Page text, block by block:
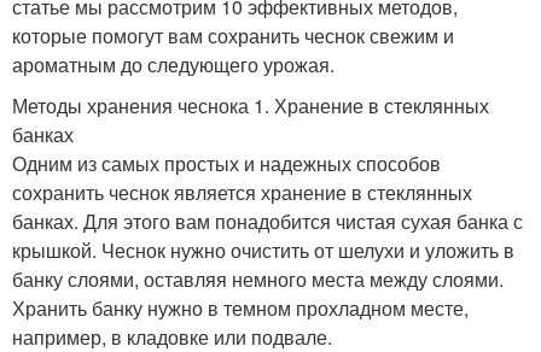
статье мы рассмотрим 10 эффективных методов,
которые помогут вам сохранить чеснок свежим и
ароматным до следующего урожая.
Методы хранения чеснока 1. Хранение в стеклянных
банках
Одним из самых простых и надежных способов
сохранить чеснок является хранение в стеклянных
банках. Для этого вам понадобится чистая сухая банка с
крышкой. Чеснок нужно очистить от шелухи и уложить в
банку слоями, оставляя немного места между слоями.
Хранить банку нужно в темном прохладном месте,
например, в кладовке или подвале.